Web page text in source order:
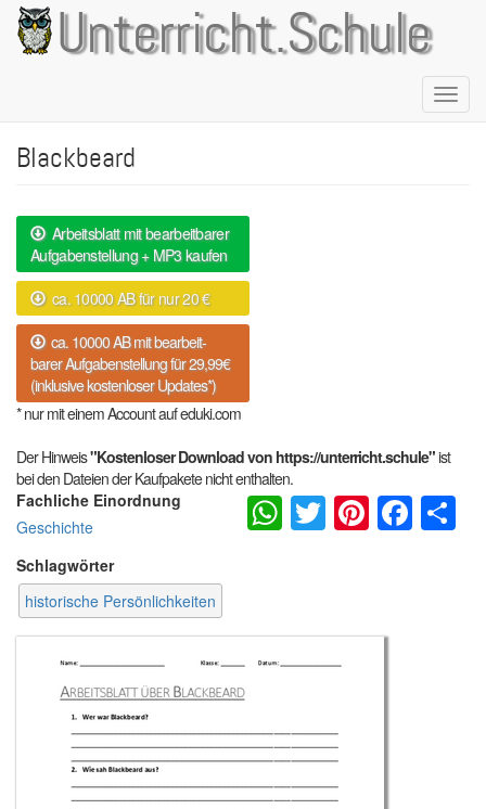
Direkt
zum
Inhalt
Unterricht.Schule
Blackbeard
Arbeitsblatt mit bearbeitbarer
Aufgabenstellung + MP3 kaufen
ca. 10000 AB für nur 20 €
ca. 10000 AB mit bearbeit-
barer Aufgabenstellung für 29,99€
(inklusive kostenloser Updates*)
* nur mit einem Account auf eduki.com
Der Hinweis"Kostenloser Download von https://unterricht.schule"ist
bei den Dateien der Kaufpakete nicht enthalten.
Fachliche Einordnung
Geschichte
Schlagwörter
historische Persönlichkeiten
WhatsApp
Twitter